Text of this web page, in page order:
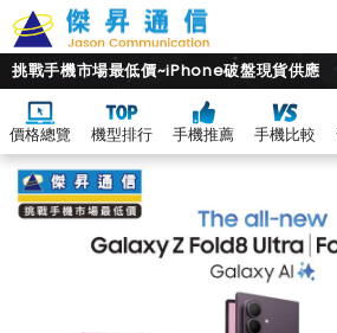
挑戰手機市場最低價~iPhone破盤現貨供應
價格總覽 機型排行 手機推薦 手機比較